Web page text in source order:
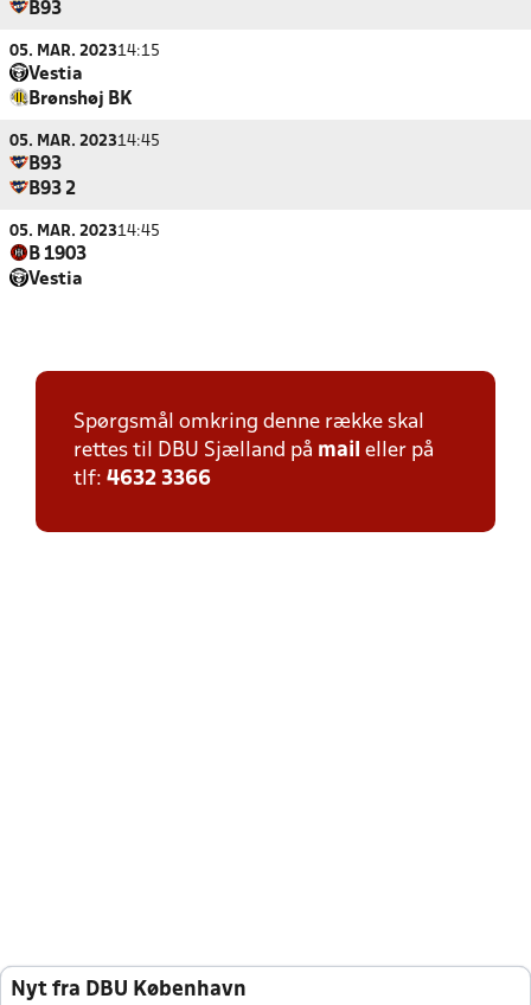
B93
05. MAR. 202314:15
Vestia
Brønshøj BK
05. MAR. 202314:45
B93
B93 2
05. MAR. 202314:45
B 1903
Vestia
Spørgsmål omkring denne række skal
rettes til DBU Sjælland på mail eller på
tlf: 4632 3366
Nyt fra DBU København